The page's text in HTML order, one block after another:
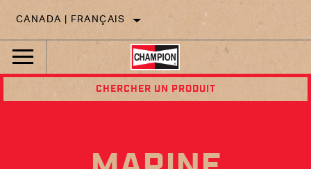
CANADA | FRANÇAIS
CHERCHER UN PRODUIT